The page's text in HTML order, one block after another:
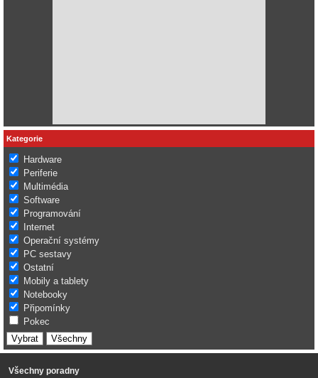
Kategorie
Hardware
Periferie
Multimédia
Software
Programování
Internet
Operační systémy
PC sestavy
Ostatní
Mobily a tablety
Notebooky
Připomínky
Pokec
Všechny poradny